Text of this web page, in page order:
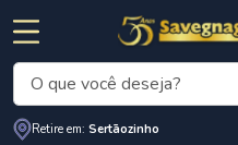
O que você deseja?
Retire em: Sertãozinho
Termos mais buscados